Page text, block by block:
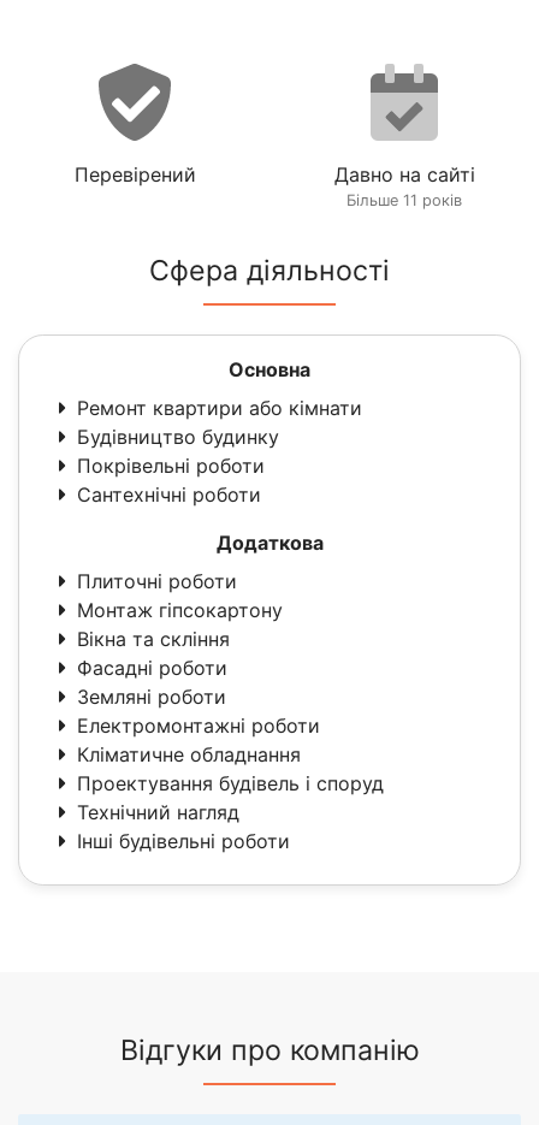
Перевірений Давно на сайті
Більше 11 років
Сфера діяльності
Основна
Ремонт квартири або кімнати
Будівництво будинку
Покрівельні роботи
Сантехнічні роботи
Додаткова
Плиточні роботи
Монтаж гіпсокартону
Вікна та скління
Фасадні роботи
Земляні роботи
Електромонтажні роботи
Кліматичне обладнання
Проектування будівель і споруд
Технічний нагляд
Інші будівельні роботи
Відгуки про компанію